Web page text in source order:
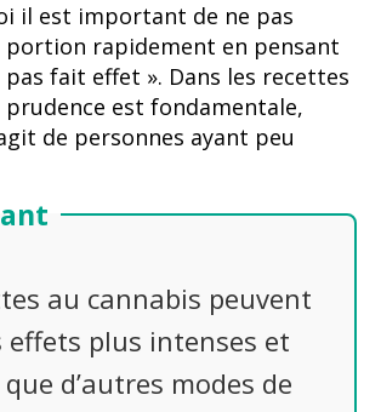
il est important de ne pas
portion rapidement en pensant
pas fait effet ». Dans les recettes
prudence est fondamentale,
de personnes ayant peu
au cannabis peuvent
effets plus intenses et
d’autres modes de